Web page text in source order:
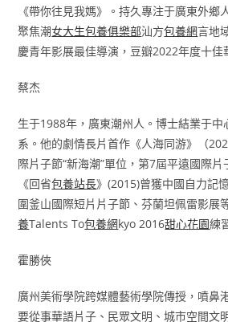
《帶你往見我媽》。持久專注于廣東外鄉
聚焦潮女大生包養俱樂部汕方包養網言地
慶青年影展最佳導演，豆瓣2022年度十佳
蔡杰
生于1988年，廣東潮州人。博士結業于中
系。他的劇情長片首作《人海同游》（
際片子節“新海潮”單位，第7屆平遠國際片
《回省包養站長》(2015)曾獲中國自力記
圍釜山國際短片片子節、芬蘭坦佩雷影展
養Talents To包養網kyo 2016甜心花園練
霍勝俠
廣州美術學院跨媒體藝術學院傳授，噴鼻
要從事華語片子、民眾文明、城市空間文